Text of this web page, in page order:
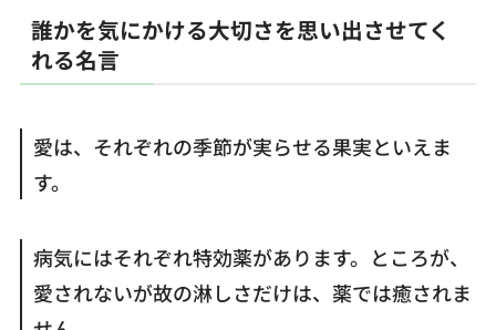
誰かを気にかける大切さを思い出させてく
れる名言
愛は、それぞれの季節が実らせる果実といえま
す。
病気にはそれぞれ特効薬があります。ところが、
愛されないが故の淋しさだけは、薬では癒されま